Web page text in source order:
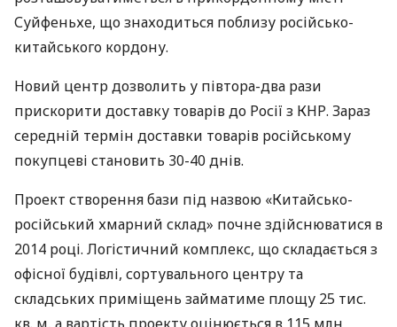
Суйфеньхе, що знаходиться поблизу російсько-
китайського кордону.
Новий центр дозволить у півтора-два рази
прискорити доставку товарів до Росії з КНР. Зараз
середній термін доставки товарів російському
покупцеві становить 30-40 днів.
Проект створення бази під назвою «Китайсько-
російський хмарний склад» почне здійснюватися в
2014 році. Логістичний комплекс, що складається з
офісної будівлі, сортувального центру та
складських приміщень займатиме площу 25 тис.